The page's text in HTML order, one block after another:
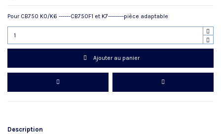
Pour CB750 K0/K6 ------CB750F1 et K7--------pièce adaptable
Ajouter au panier
Description